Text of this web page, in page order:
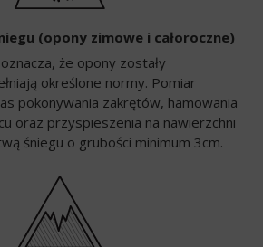
(opony zimowe i całoroczne)
że opony zostały
określone normy. Pomiar
pokonywania zakrętów, hamowania
oraz przyspieszenia na nawierzchni
śniegu o grubości minimum 3cm.